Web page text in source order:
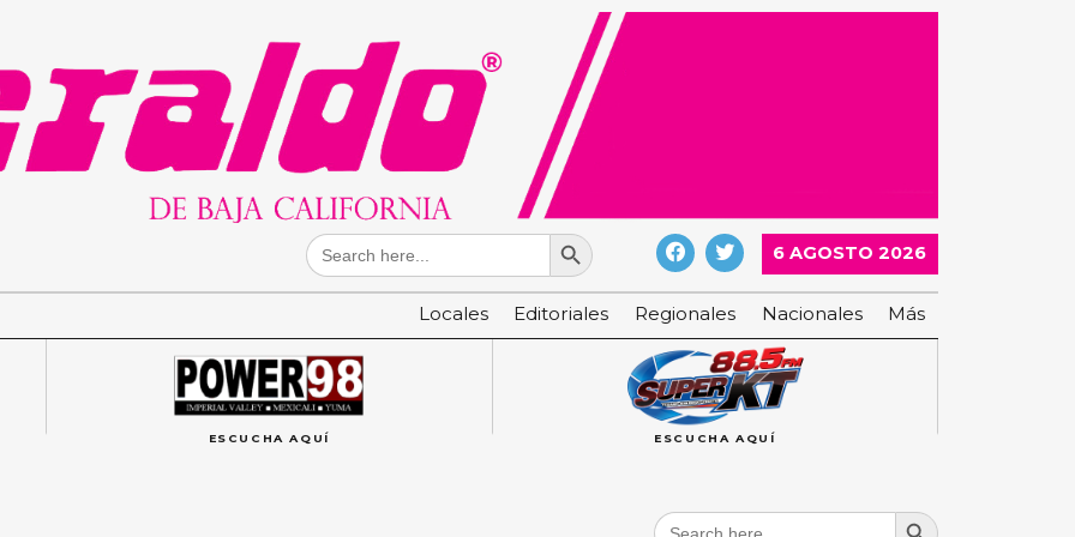
Search
for:
Search Button
6 AGOSTO 2026
Locales Editoriales Regionales Nacionales Más
ESCUCHA AQUÍ ESCUCHA AQUÍ
Search
Search Button